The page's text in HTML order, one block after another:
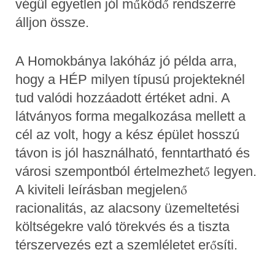
végül egyetlen jól működő rendszerré
álljon össze.
A Homokbánya lakóház jó példa arra,
hogy a HÉP milyen típusú projekteknél
tud valódi hozzáadott értéket adni. A
látványos forma megalkozása mellett a
cél az volt, hogy a kész épület hosszú
távon is jól használható, fenntartható és
városi szempontból értelmezhető legyen.
A kiviteli leírásban megjelenő
racionalitás, az alacsony üzemeltetési
költségekre való törekvés és a tiszta
térszervezés ezt a szemléletet erősíti.